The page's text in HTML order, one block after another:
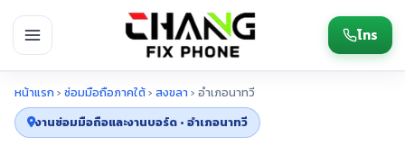
โทร
หน้าแรก › ซ่อมมือถือภาคใต้› สงขลา › อำเภอนาทวี
งานซ่อมมือถือและงานบอร์ด • อำเภอนาทวี